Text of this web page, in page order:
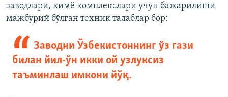
заводлари, кимё комплекслари учун бажарилиши
мажбурий бўлган техник талаблар бор:
Заводни Ўзбекистоннинг ўз гази
билан йил-ўн икки ой узлуксиз
таъминлаш имкони йўқ.